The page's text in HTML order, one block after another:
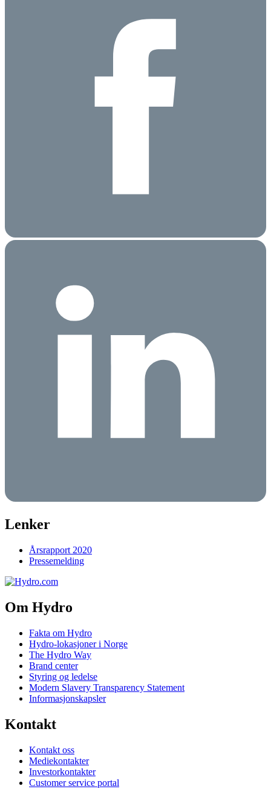
Lenker
Årsrapport 2020
Pressemelding
Om Hydro
Fakta om Hydro
Hydro-lokasjoner i Norge
The Hydro Way
Brand center
Styring og ledelse
Modern Slavery Transparency Statement
Informasjonskapsler
Kontakt
Kontakt oss
Mediekontakter
Investorkontakter
Customer service portal